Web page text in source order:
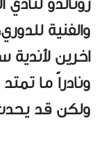
والفنية
آخرين لأندية
ونادراً ما
ولكن قد